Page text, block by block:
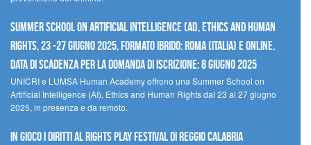
Summer School on Artificial Intelligence (AI), Ethics and Human
Rights, 23 -27 giugno 2025, Formato Ibrido: Roma (Italia) e online.
Data di scadenza per la domanda di iscrizione: 8 giugno 2025
UNICRI e LUMSA Human Academy offrono una Summer School on
Artificial Intelligence (AI), Ethics and Human Rights dal 23 al 27 giugno
2025, in presenza e da remoto.
In gioco i diritti al Rights Play Festival di Reggio Calabria